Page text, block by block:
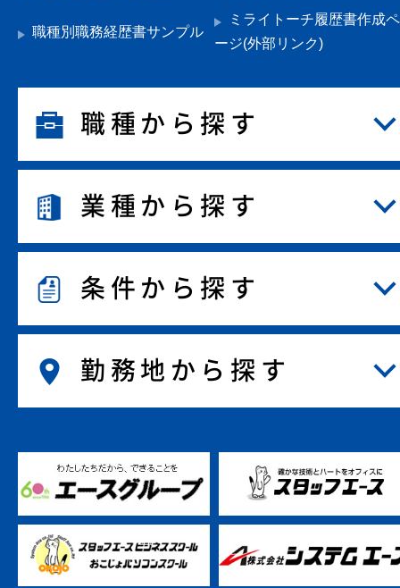
職種別職務経歴書サンプル
ミライトーチ履歴書作成ペ
ージ(外部リンク)
職種から探す
業種から探す
条件から探す
勤務地から探す